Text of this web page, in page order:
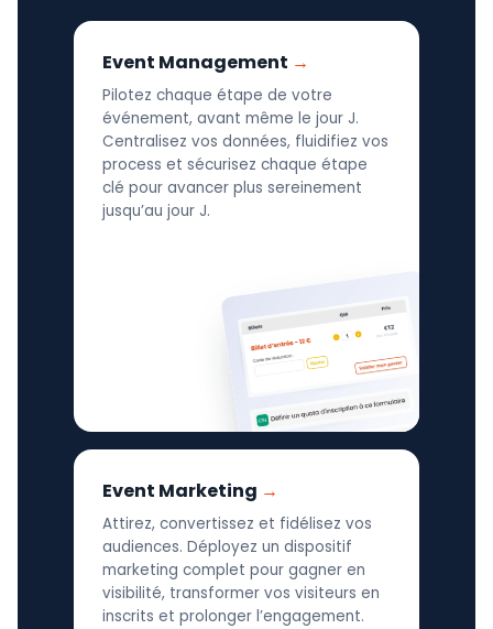
Event Management
Pilotez chaque étape de votre
événement, avant même le jour J.
Centralisez vos données, fluidifiez vos
process et sécurisez chaque étape
clé pour avancer plus sereinement
jusqu’au jour J.
Event Marketing
Attirez, convertissez et fidélisez vos
audiences. Déployez un dispositif
marketing complet pour gagner en
visibilité, transformer vos visiteurs en
inscrits et prolonger l’engagement.